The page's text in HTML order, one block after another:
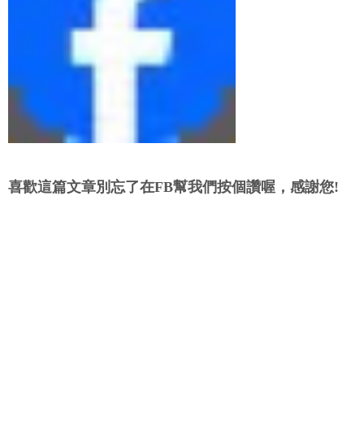
喜歡這篇文章別忘了在FB幫我們按個讚喔，感謝您!